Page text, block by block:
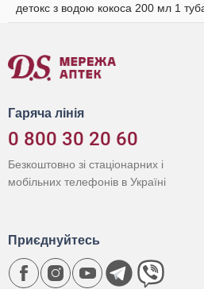
детокс з водою кокоса 200 мл 1
Гаряча лінія
0 800 30 20 60
Безкоштовно зі стаціонарних і
мобільних телефонів в Україні
Приєднуйтесь